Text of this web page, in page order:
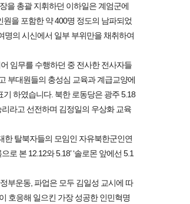
을 총괄 지휘하던 이하일은 계엄군에
을 포함한 약 400명 정도의 남파되었
명의 시신에서 일부 부위만을 채취하여
임무를 수행하던 중 전사한 전사자들
부대원들의 충성심 교육과 계급교양에
하였습니다. 북한 로동당은 광주 5.18
라고 선전하며 김정일의 우상화 교육
한 탈북자들의 모임인 자유북한군인연
로 본 12.12와 5.18’ ‘솔로몬 앞에선 5.1
부운동, 파업은 모두 김일성 교시에 따
호응해 일으킨 가장 성공한 인민혁명